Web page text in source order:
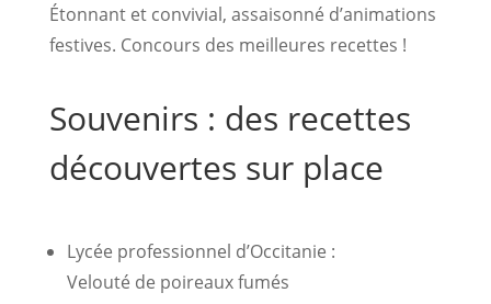
Étonnant et convivial, assaisonné d’animations
festives. Concours des meilleures recettes !
Souvenirs : des recettes
découvertes sur place
Lycée professionnel d’Occitanie :
Velouté de poireaux fumés